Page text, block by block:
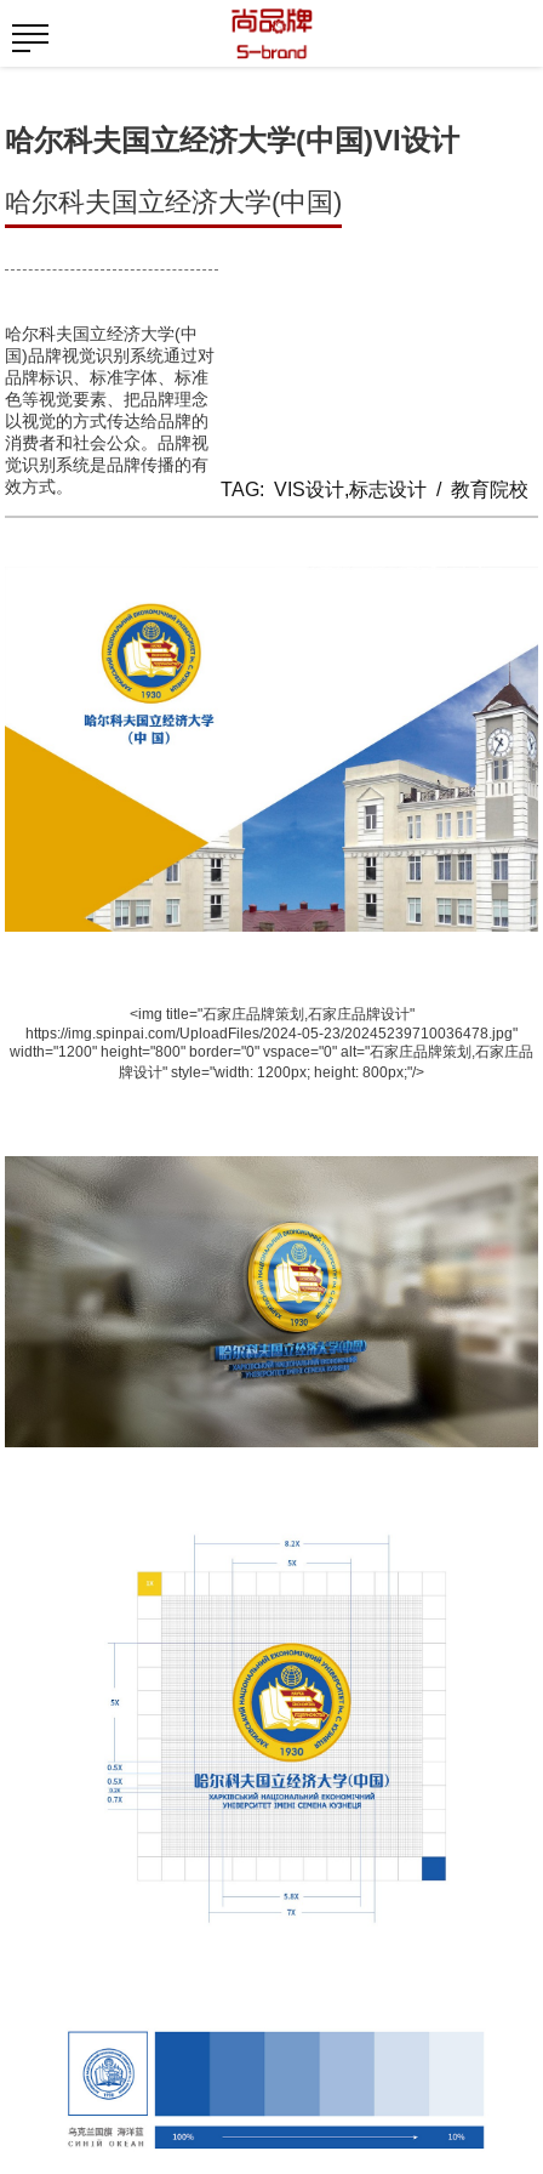
哈尔科夫国立经济大学(中国)VI设计
哈尔科夫国立经济大学(中国)
哈尔科夫国立经济大学(中
国)品牌视觉识别系统通过对
品牌标识、标准字体、标准
色等视觉要素、把品牌理念
以视觉的方式传达给品牌的
消费者和社会公众。品牌视
觉识别系统是品牌传播的有
效方式。
TAG: VIS设计,标志设计 / 教育院校
<img title="石家庄品牌策划,石家庄品牌设计"
https://img.spinpai.com/UploadFiles/2024-05-23/20245239710036478.jpg"
width="1200" height="800" border="0" vspace="0" alt="石家庄品牌策划,石家庄品
牌设计" style="width: 1200px; height: 800px;"/>